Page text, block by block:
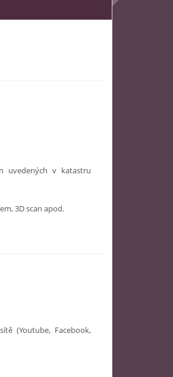
uvedených v katastru
3D scan apod.
(Youtube, Facebook,